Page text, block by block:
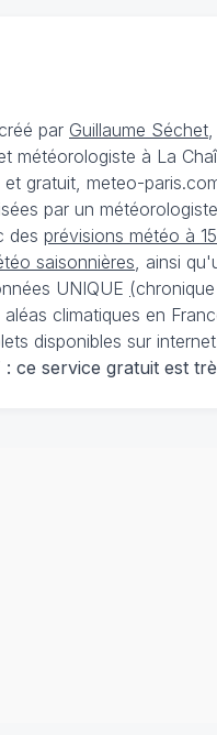
par Guillaume Séchet
météorologiste à La
et gratuit, meteo-
par un
des prévisions météo à
saisonnières , ainsi
UNIQUE (
aléas climatiques en
disponibles sur
: ce service gratuit est